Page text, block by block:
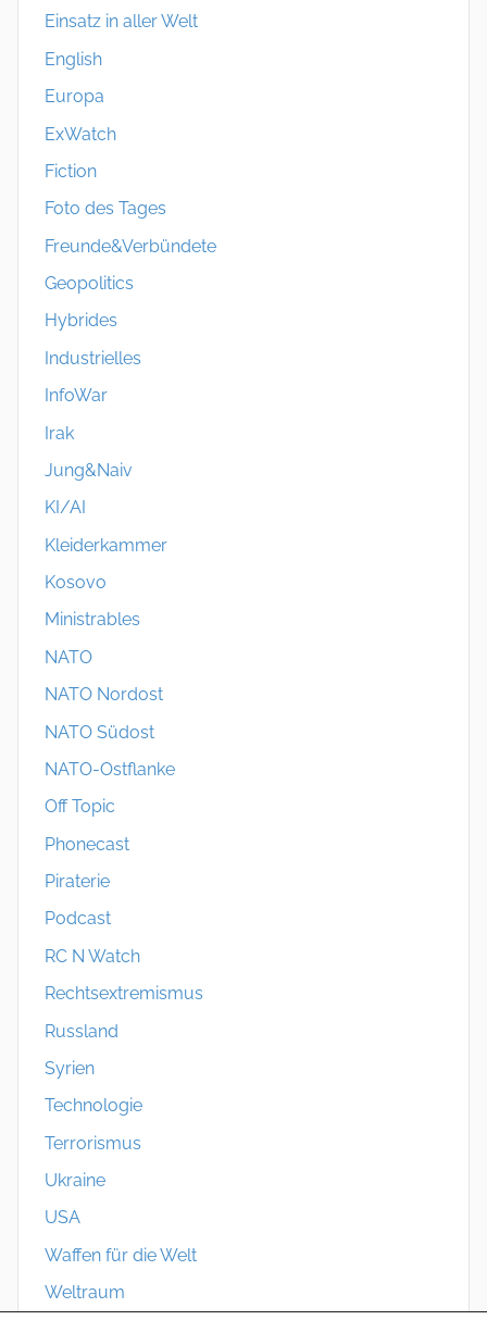
Einsatz in aller Welt
English
Europa
ExWatch
Fiction
Foto des Tages
Freunde&Verbündete
Geopolitics
Hybrides
Industrielles
InfoWar
Irak
Jung&Naiv
KI/AI
Kleiderkammer
Kosovo
Ministrables
NATO
NATO Nordost
NATO Südost
NATO-Ostflanke
Off Topic
Phonecast
Piraterie
Podcast
RC N Watch
Rechtsextremismus
Russland
Syrien
Technologie
Terrorismus
Ukraine
USA
Waffen für die Welt
Weltraum